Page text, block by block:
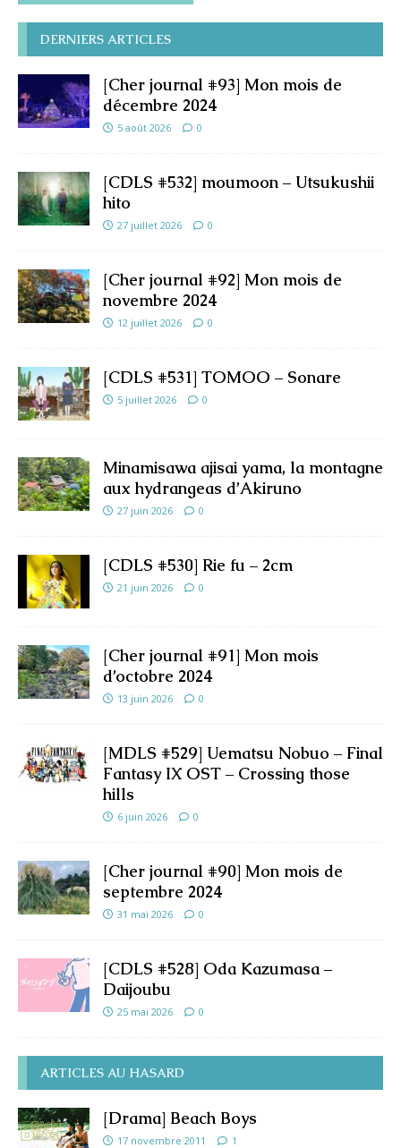
DERNIERS ARTICLES
[Cher journal #93] Mon mois de
décembre 2024
5 août 2026 0
[CDLS #532] moumoon – Utsukushii
hito
27 juillet 2026 0
[Cher journal #92] Mon mois de
novembre 2024
12 juillet 2026 0
[CDLS #531] TOMOO – Sonare
5 juillet 2026 0
Minamisawa ajisai yama, la montagne
aux hydrangeas d’Akiruno
27 juin 2026 0
[CDLS #530] Rie fu – 2cm
21 juin 2026 0
[Cher journal #91] Mon mois
d’octobre 2024
13 juin 2026 0
[MDLS #529] Uematsu Nobuo – Final
Fantasy IX OST – Crossing those
hills
6 juin 2026 0
[Cher journal #90] Mon mois de
septembre 2024
31 mai 2026 0
[CDLS #528] Oda Kazumasa –
Daijoubu
25 mai 2026 0
ARTICLES AU HASARD
[Drama] Beach Boys
17 novembre 2011 1